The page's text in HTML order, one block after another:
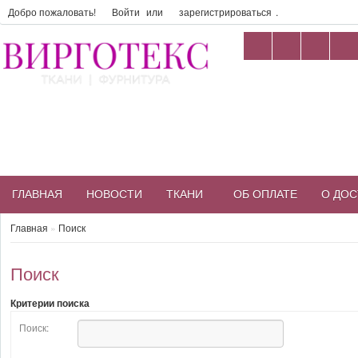
Добро пожаловать! Войти или зарегистрироваться .
ГЛАВНАЯ НОВОСТИ ТКАНИ ОБ ОПЛАТЕ О
Главная » Поиск
Поиск
Критерии поиска
Поиск: